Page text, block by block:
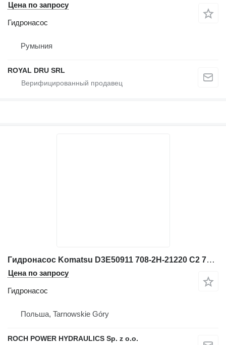
Цена по запросу
Гидронасос
Румыния
ROYAL DRU SRL
Гидронасос Komatsu D3E50911 708-2H-21220 C2 708-2H-216 для экскаватора
Цена по запросу
Гидронасос
Польша, Tarnowskie Góry
ROCH POWER HYDRAULICS Sp. z o.o.